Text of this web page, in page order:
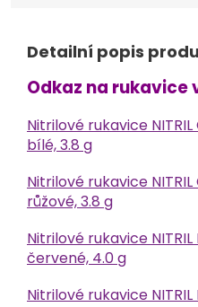
Detailní popis
Odkaz na rukavice
Nitrilové rukavice
bílé, 3.8 g
Nitrilové rukavice
růžové, 3.8 g
Nitrilové rukavice
červené, 4.0 g
Nitrilové rukavice